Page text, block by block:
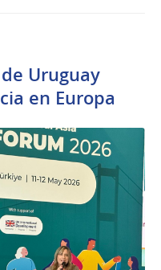
Uruguay
en Europa